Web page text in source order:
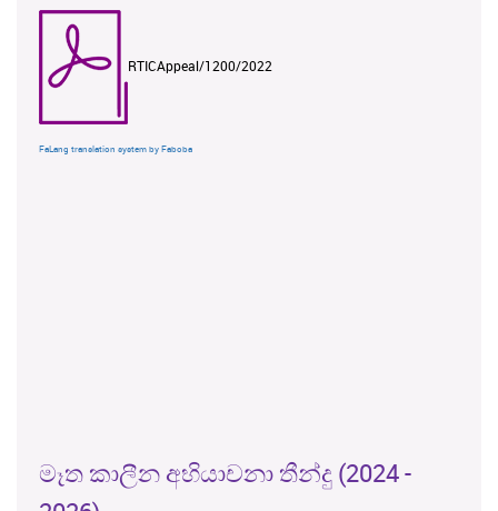
RTICAppeal/1200/2022
FaLang translation system by Faboba
මෑත කාලීන අභියාචනා තීන්දු (2024 -